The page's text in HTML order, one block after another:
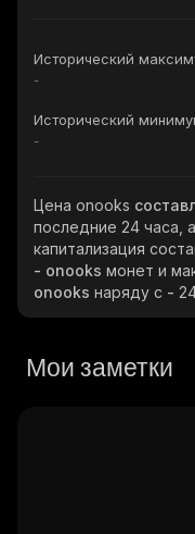
Исторический
-
Исторический
-
Цена onooks
последние 24 часа,
капитализация
- onooks монет и
onooks наряду с -
Мои заметки